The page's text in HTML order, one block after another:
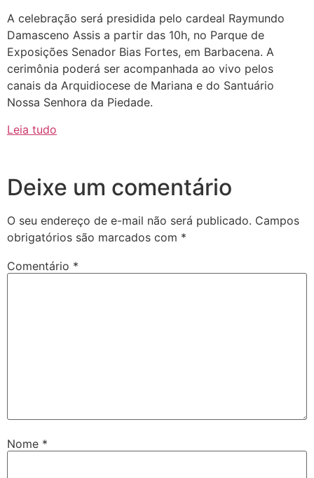
A celebração será presidida pelo cardeal Raymundo
Damasceno Assis a partir das 10h, no Parque de
Exposições Senador Bias Fortes, em Barbacena. A
cerimônia poderá ser acompanhada ao vivo pelos
canais da Arquidiocese de Mariana e do Santuário
Nossa Senhora da Piedade.
Leia tudo
Deixe um comentário
O seu endereço de e-mail não será publicado. Campos
obrigatórios são marcados com *
Comentário *
Nome *